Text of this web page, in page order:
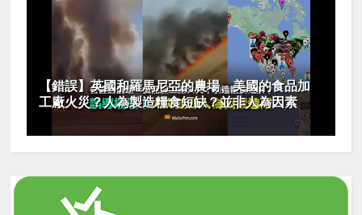
【錯誤】英國和羅馬尼亞的農場、美國的食品加
工廠火災？人為製造糧食短缺？並非人為因素